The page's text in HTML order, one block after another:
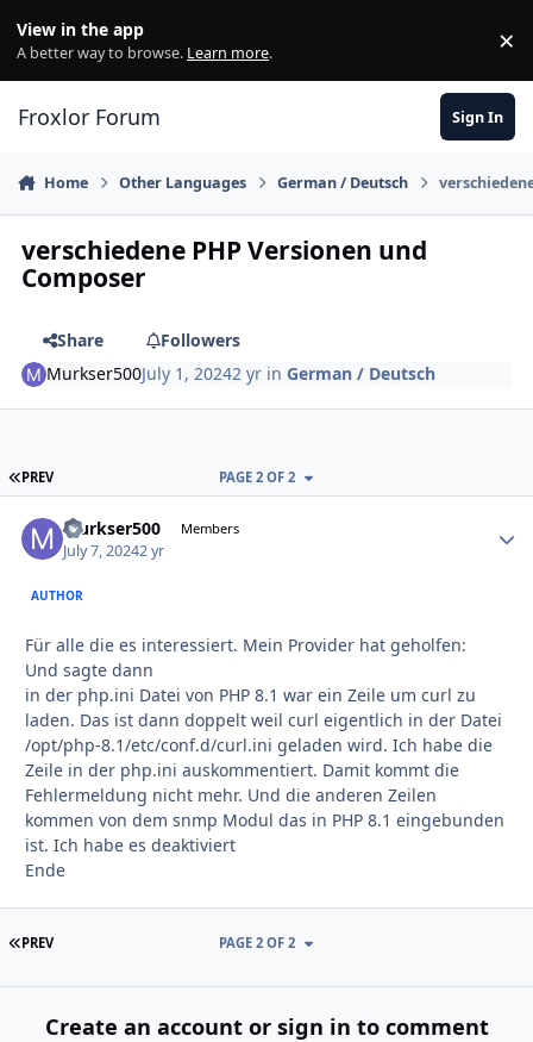
View in the app
A better way to browse. Learn more. ×
Froxlor Forum Sign In
Home Other Languages German / Deutsch
verschiedene PHP Versionen und
Composer
Share
Followers
Murkser500July 1, 20242 yr inGerman / Deutsch
FIRST PAGE
PREV PAGE 2 OF 2
Murkser500 Members
July 7, 20242 yr
AUTHOR
Für alle die es interessiert. Mein Provider hat geholfen:
Und sagte dann
in der php.ini Datei von PHP 8.1 war ein Zeile um curl zu
laden. Das ist dann doppelt weil curl eigentlich in der Datei
/opt/php-8.1/etc/conf.d/curl.ini geladen wird. Ich habe die
Zeile in der php.ini auskommentiert. Damit kommt die
Fehlermeldung nicht mehr. Und die anderen Zeilen
kommen von dem snmp Modul das in PHP 8.1 eingebunden
ist. Ich habe es deaktiviert
Ende
FIRST PAGE
PREV PAGE 2 OF 2
Create an account or sign in to comment